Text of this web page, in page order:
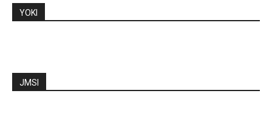
YOKI
JMSI